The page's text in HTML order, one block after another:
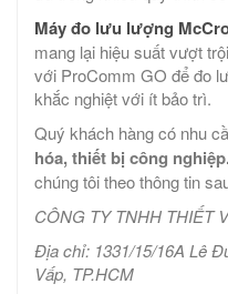
Máy đo lưu lượng
mang lại hiệu suất vượt
với ProComm GO để đo
khắc nghiệt với ít bảo trì.
Quý khách hàng có nhu
hóa, thiết bị công
chúng tôi theo thông tin
CÔNG TY TNHH THIẾT
Địa chỉ: 1331/15/16A Lê
Vấp, TP.HCM